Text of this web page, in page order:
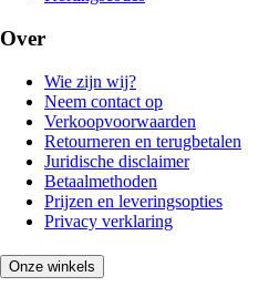
Over
Wie zijn wij?
Neem contact op
Verkoopvoorwaarden
Retourneren en terugbetalen
Juridische disclaimer
Betaalmethoden
Prijzen en leveringsopties
Privacy verklaring
Onze winkels